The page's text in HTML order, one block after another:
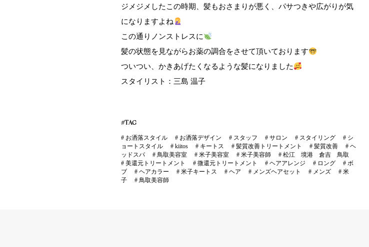
ジメジメしたこの時期、髪もおさまりが悪く、パサつきや広がりが気
になりますよね
この通りノンストレスに
髪の状態を見ながらお薬の調合をさせて頂いております
ついつい、かきあげたくなるような髪になりました
スタイリスト：三島 温子
#TAG
# お洒落スタイル # お洒落デザイン # スタッフ # サロン # スタイリング # シ
ョートスタイル
# kiitos # キートス # 髪質改善トリートメント # 髪質改善 # ヘ
ッドスパ
# 鳥取美容室 # 米子美容室 # 米子美容師 # 松江 境港 倉吉 鳥取
# 美還元トリートメント # 微還元トリートメント # ヘアアレンジ # ロング # ボ
ブ
# ヘアカラー # 米子キートス # ヘア # メンズヘアセット # メンズ # 米
子
# 鳥取美容師